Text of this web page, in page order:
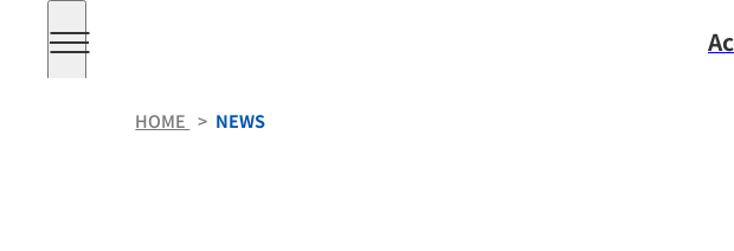
HOME > NEWS